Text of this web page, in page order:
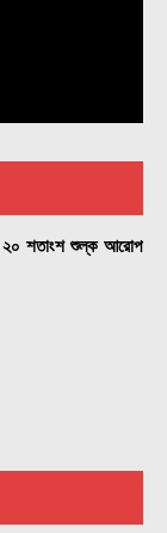
২০ শতাংশ শুল্ক আরোপ